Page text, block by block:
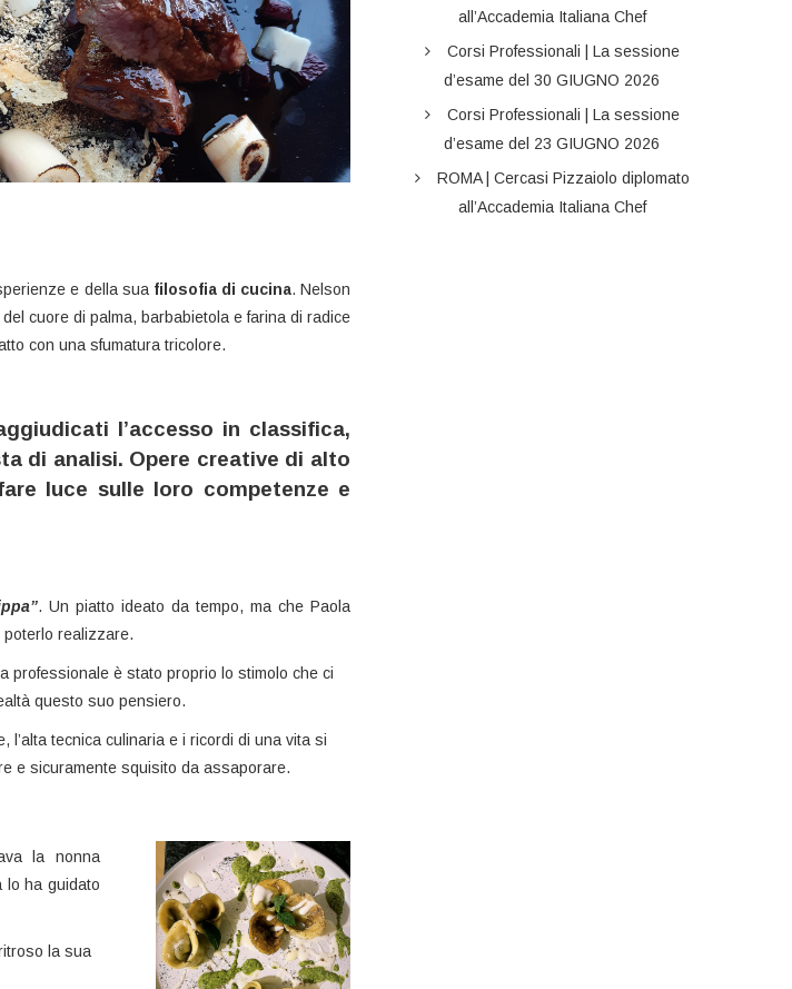
e della sua filosofia di cucina. Nelson
cuore di palma, barbabietola e farina di radice
con una sfumatura tricolore.
l’accesso in classifica,
di analisi. Opere creative di alto
luce sulle loro competenze e
. Un piatto ideato da tempo, ma che Paola
realizzare.
professionale è stato proprio lo stimolo che ci
questo suo pensiero.
l’alta tecnica culinaria e i ricordi di una vita si
e sicuramente squisito da assaporare.
la nonna
lo ha guidato
la sua
all’Accademia Italiana Chef
Corsi Professionali | La sessione
d’esame del 30 GIUGNO 2026
Corsi Professionali | La sessione
d’esame del 23 GIUGNO 2026
ROMA | Cercasi Pizzaiolo diplomato
all’Accademia Italiana Chef